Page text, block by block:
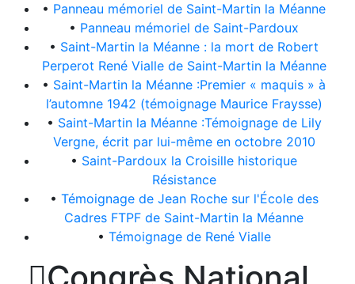
• Panneau mémoriel de Saint-Martin la Méanne
• Panneau mémoriel de Saint-Pardoux
• Saint-Martin la Méanne : la mort de Robert
Perperot René Vialle de Saint-Martin la Méanne
• Saint-Martin la Méanne :Premier « maquis » à
l’automne 1942 (témoignage Maurice Fraysse)
• Saint-Martin la Méanne :Témoignage de Lily
Vergne, écrit par lui-même en octobre 2010
• Saint-Pardoux la Croisille historique
Résistance
• Témoignage de Jean Roche sur l'École des
Cadres FTPF de Saint-Martin la Méanne
• Témoignage de René Vialle